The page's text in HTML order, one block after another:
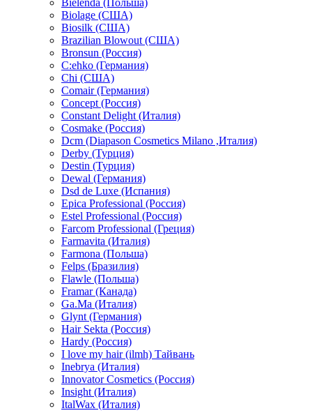
Bielenda (Польша)
Biolage (США)
Biosilk (США)
Brazilian Blowout (США)
Bronsun (Россия)
C:ehko (Германия)
Chi (США)
Comair (Германия)
Concept (Россия)
Constant Delight (Италия)
Cosmake (Россия)
Dcm (Diapason Cosmetics Milano ,Италия)
Derby (Турция)
Destin (Турция)
Dewal (Германия)
Dsd de Luxe (Испания)
Epica Professional (Россия)
Estel Professional (Россия)
Farcom Professional (Греция)
Farmavita (Италия)
Farmona (Польша)
Felps (Бразилия)
Flawle (Польша)
Framar (Канада)
Ga.Ma (Италия)
Glynt (Германия)
Hair Sekta (Россия)
Hardy (Россия)
I love my hair (ilmh) Тайвань
Inebrya (Италия)
Innovator Cosmetics (Россия)
Insight (Италия)
ItalWax (Италия)